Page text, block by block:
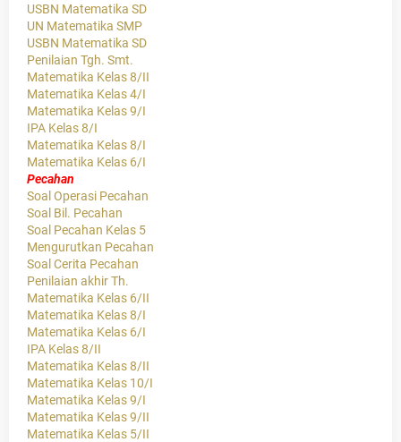
USBN Matematika SD
UN Matematika SMP
USBN Matematika SD
Penilaian Tgh. Smt.
Matematika Kelas 8/II
Matematika Kelas 4/I
Matematika Kelas 9/I
IPA Kelas 8/I
Matematika Kelas 8/I
Matematika Kelas 6/I
Pecahan
Soal Operasi Pecahan
Soal Bil. Pecahan
Soal Pecahan Kelas 5
Mengurutkan Pecahan
Soal Cerita Pecahan
Penilaian akhir Th.
Matematika Kelas 6/II
Matematika Kelas 8/I
Matematika Kelas 6/I
IPA Kelas 8/II
Matematika Kelas 8/II
Matematika Kelas 10/I
Matematika Kelas 9/I
Matematika Kelas 9/II
Matematika Kelas 5/II